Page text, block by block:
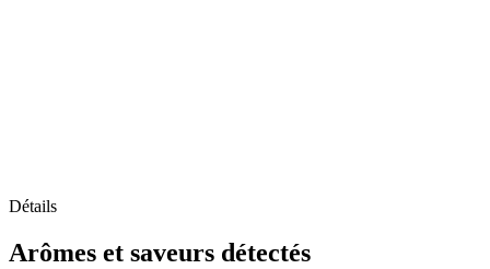
Détails
Arômes et saveurs détectés